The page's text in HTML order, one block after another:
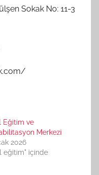
Sokak No: 11-3
Eğitim ve
Merkezi
2026
eğitim" içinde